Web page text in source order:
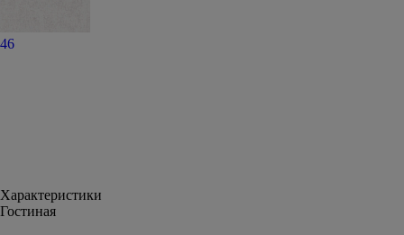
46
Характеристики
Гостиная